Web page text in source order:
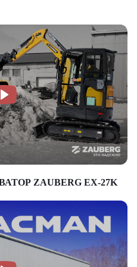
ZAUBERG EX-27K